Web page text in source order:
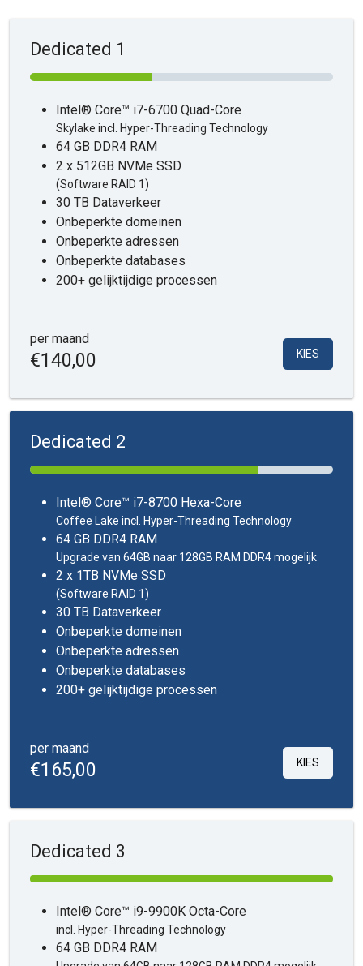
Dedicated 1
Intel® Core™ i7-6700 Quad-Core
Skylake incl. Hyper-Threading Technology
64 GB DDR4 RAM
2 x 512GB NVMe SSD
(Software RAID 1)
30 TB Dataverkeer
Onbeperkte domeinen
Onbeperkte adressen
Onbeperkte databases
200+ gelijktijdige processen
per maand
€140,00 KIES
Dedicated 2
Intel® Core™ i7-8700 Hexa-Core
Coffee Lake incl. Hyper-Threading Technology
64 GB DDR4 RAM
Upgrade van 64GB naar 128GB RAM DDR4 mogelijk
2 x 1TB NVMe SSD
(Software RAID 1)
30 TB Dataverkeer
Onbeperkte domeinen
Onbeperkte adressen
Onbeperkte databases
200+ gelijktijdige processen
per maand
€165,00 KIES
Dedicated 3
Intel® Core™ i9-9900K Octa-Core
incl. Hyper-Threading Technology
64 GB DDR4 RAM